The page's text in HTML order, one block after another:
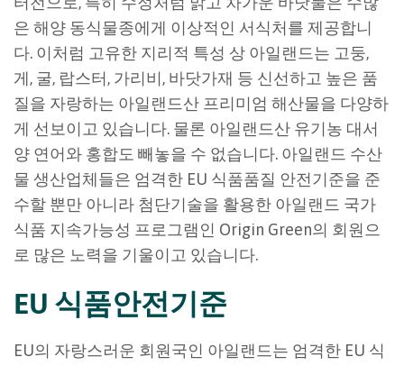
은 해양 동식물종에게 이상적인 서식처를 제공합니
다. 이처럼 고유한 지리적 특성 상 아일랜드는 고둥,
게, 굴, 랍스터, 가리비, 바닷가재 등 신선하고 높은 품
질을 자랑하는 아일랜드산 프리미엄 해산물을 다양하
게 선보이고 있습니다. 물론 아일랜드산 유기농 대서
양 연어와 홍합도 빼놓을 수 없습니다. 아일랜드 수산
물 생산업체들은 엄격한 EU 식품품질 안전기준을 준
수할 뿐만 아니라 첨단기술을 활용한 아일랜드 국가
식품 지속가능성 프로그램인 Origin Green의 회원으
로 많은 노력을 기울이고 있습니다.
EU 식품안전기준
EU의 자랑스러운 회원국인 아일랜드는 엄격한 EU 식